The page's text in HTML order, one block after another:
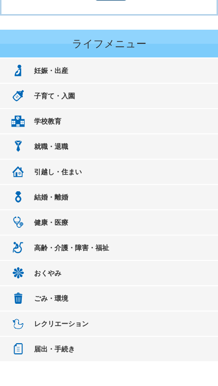
ライフメニュー
妊娠・出産
子育て・入園
学校教育
就職・退職
引越し・住まい
結婚・離婚
健康・医療
高齢・介護・障害・福祉
おくやみ
ごみ・環境
レクリエーション
届出・手続き